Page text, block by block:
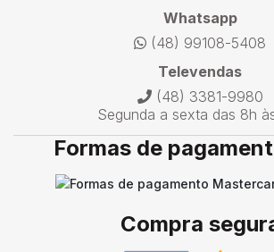
Whatsapp
(48) 99108-5408
Televendas
(48) 3381-9980
Segunda a sexta das 8h
Formas de
Compra